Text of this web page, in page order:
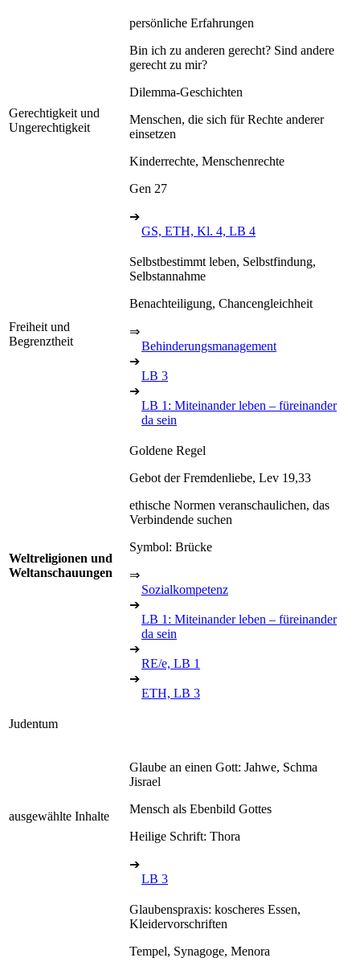
Gerechtigkeit und
Ungerechtigkeit
persönliche Erfahrungen
Bin ich zu anderen gerecht? Sind andere
gerecht zu mir?
Dilemma-Geschichten
Menschen, die sich für Rechte anderer
einsetzen
Kinderrechte, Menschenrechte
Gen 27
➔
GS, ETH, Kl. 4, LB 4
Freiheit und
Begrenztheit
Selbstbestimmt leben, Selbstfindung,
Selbstannahme
Benachteiligung, Chancengleichheit
⇒
Behinderungsmanagement
➔
LB 3
➔
LB 1: Miteinander leben – füreinander
da sein
Weltreligionen und
Weltanschauungen
Goldene Regel
Gebot der Fremdenliebe, Lev 19,33
ethische Normen veranschaulichen, das
Verbindende suchen
Symbol: Brücke
⇒
Sozialkompetenz
➔
LB 1: Miteinander leben – füreinander
da sein
➔
RE/e, LB 1
➔
ETH, LB 3
Judentum
ausgewählte Inhalte
Glaube an einen Gott: Jahwe, Schma
Jisrael
Mensch als Ebenbild Gottes
Heilige Schrift: Thora
➔
LB 3
Glaubenspraxis: koscheres Essen,
Kleidervorschriften
Tempel, Synagoge, Menora